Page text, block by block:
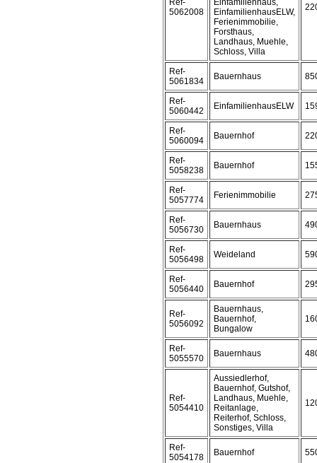
Ref-
5062008
Einfamilienhaus,
EinfamilienhausELW,
Ferienimmobilie,
Forsthaus,
Landhaus, Muehle,
Schloss, Villa
Ref-
5061834
Bauernhaus
Ref-
5060442
EinfamilienhausELW
Ref-
5060094
Bauernhof
Ref-
5058238
Bauernhof
Ref-
5057774
Ferienimmobilie
Ref-
5056730
Bauernhaus
Ref-
5056498
Weideland
Ref-
5056440
Bauernhof
Ref-
5056092
Bauernhaus,
Bauernhof,
Bungalow
Ref-
5055570
Bauernhaus
Ref-
5054410
Aussiedlerhof,
Bauernhof, Gutshof,
Landhaus, Muehle,
Reitanlage,
Reiterhof, Schloss,
Sonstiges, Villa
Ref-
5054178
Bauernhof